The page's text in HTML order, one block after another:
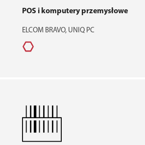
POS i komputery przemysłowe
ELCOM BRAVO, UNIQ PC